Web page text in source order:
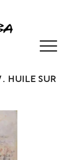
HUILE SUR